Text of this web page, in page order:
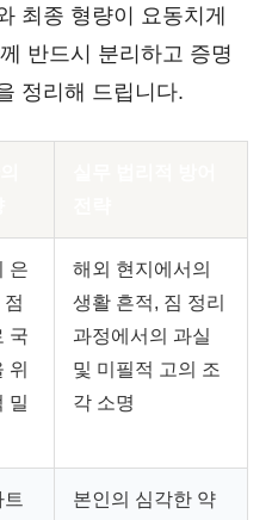
최종 형량이 요동치게
반드시 분리하고 증명
정리해 드립니다.
은
국
위
밀
해외 현지에서의
생활 흔적, 짐 정리
과정에서의 과실
및 미필적 고의 조
각 소명
본인의 심각한 약